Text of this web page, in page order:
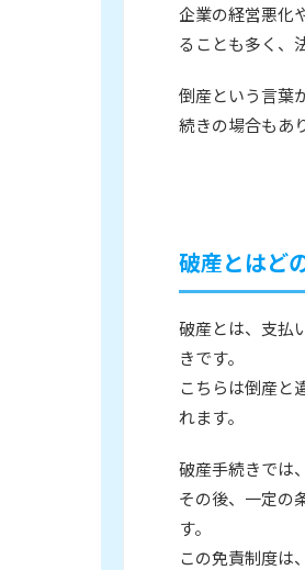
企業の経営悪化
ることも多く、
倒産という言葉
続きの場合もあ
破産とはど
破産とは、支払
きです。
こちらは倒産と
れます。
破産手続きでは
その後、一定の
す。
この免責制度は